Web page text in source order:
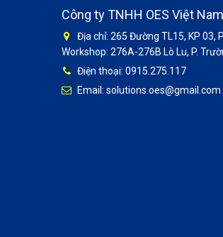
Công ty TNHH OES Việt Nam
Địa chỉ: 265 Đường TL15, KP 03,
Workshop: 276A-276B Lò Lu, P.
Điện thoại: 0915.275.117
Email: solutions.oes@gmail.com